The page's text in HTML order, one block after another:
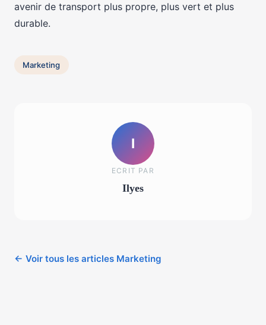
avenir de transport plus propre, plus vert et plus
durable.
Marketing
I
ECRIT PAR
Ilyes
← Voir tous les articles Marketing